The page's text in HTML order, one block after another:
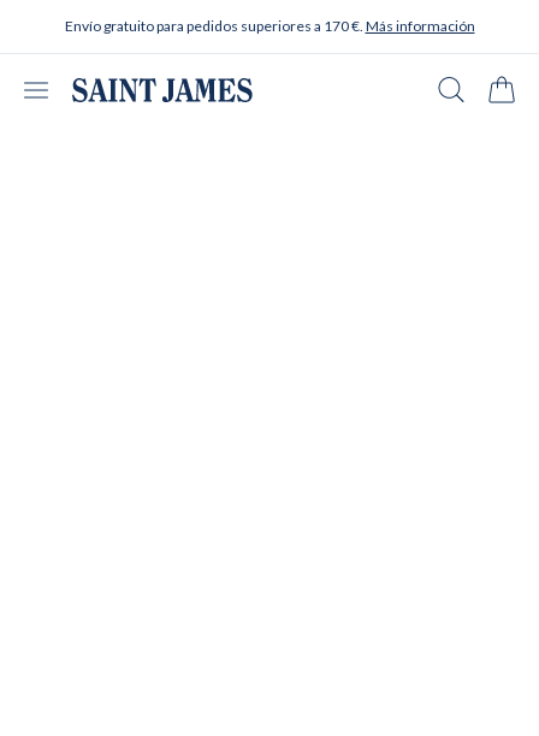
Envío gratuito para pedidos superiores a 170 €. Más información
Abrir menú